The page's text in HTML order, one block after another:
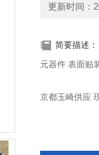
更新时间：
简要描述：
元器件 表面贴
京都玉崎供应